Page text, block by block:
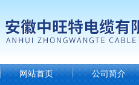
网站首页 公司简介